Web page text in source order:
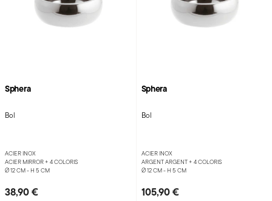
Sphera
Bol
ACIER INOX
ACIER MIRROR + 4 COLORIS
Ø 12 CM - H 5 CM
38,90 €
Sphera
Bol
ACIER INOX
ARGENT ARGENT + 4 COLORIS
Ø 12 CM - H 5 CM
105,90 €